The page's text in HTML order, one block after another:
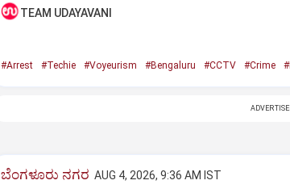
TEAM UDAYAVANI
#Arrest #Techie #Voyeurism #Bengaluru #CCTV #Crime
ಬೆಂಗಳೂರು ನಗರ AUG 4, 2026, 9:36 AM IST